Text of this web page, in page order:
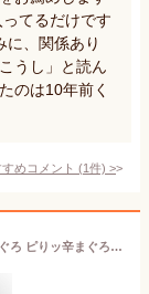
てるだけです
に、関係あり
うし」と読ん
のは10年前く
めコメント (1件) >
ポスト投函送料込み まぐろの佃煮 福袋 3種 梅まぐろ ピりッ辛まぐろ 数の子と鮪 惣菜 ご飯のお供 まぐろ 鮪 佃煮 惣菜 ご飯のお供 まぐろ 鮪 佃煮 送料無料 内祝い 御中元 お供え 香典返し お誕生日 母の日 お年賀